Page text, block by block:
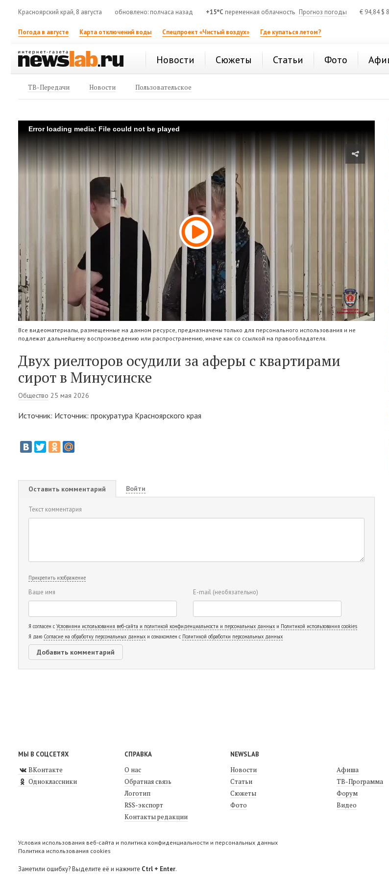
Красноярский край, 8 августа обновлено: полчаса назад +15°C переменная облачность Прогноз погоды € 94,84$
Погода в августе Карта отключений воды Спецпроект «Чистый воздух» Где купаться летом?
Новости Сюжеты Статьи Фото
ТВ-Передачи Новости Пользовательское
Error loading media: File could not be played
Все видеоматериалы, размещенные на данном ресурсе, предназначены только для персонального использования и не
подлежат дальнейшему воспроизведению или распространению, иначе как со ссылкой на правообладателя.
Двух риелторов осудили за аферы с квартирами
сирот в Минусинске
Общество 25 мая 2026
Источник: Источник: прокуратура Красноярского края
Оставить комментарий Войти
Текст комментария
Прикрепить изображение
Ваше имя E-mail (необязательно)
Я согласен с Условиями использования веб-сайта и политикой конфиденциальности и персональных данных и Политикой использования cookies
Я даю Согласие на обработку персональных данных и ознакомлен с Политикой обработки персональных данных
МЫ В СОЦСЕТЯХ
ВКонтакте
Одноклассники
СПРАВКА
О нас
Обратная связь
Логотип
RSS-экспорт
Контакты редакции
NEWSLAB
Новости
Статьи
Сюжеты
Фото
Афиша
ТВ-Программа
Форум
Видео
Условия использования веб-сайта и политика конфиденциальности и персональных данных
Политика использования cookies
Заметили ошибку? Выделите её и нажмите Ctrl + Enter.